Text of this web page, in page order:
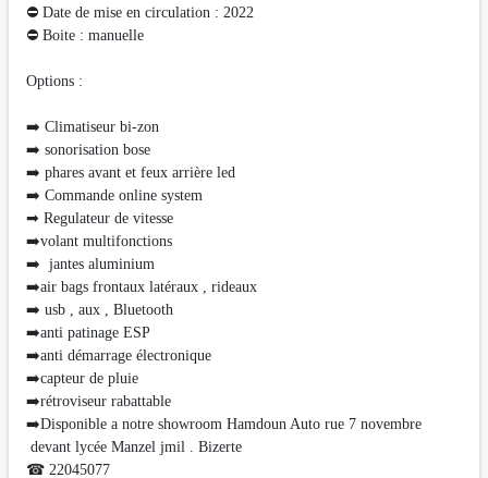
⛔ Date de mise en circulation : 2022
⛔ Boite : manuelle
Options :
➡️ Climatiseur bi-zon
➡️ sonorisation bose
➡️ phares avant et feux arrière led
➡️ Commande online system
➡ Regulateur de vitesse
➡️volant multifonctions
➡️ jantes aluminium
➡️air bags frontaux latéraux , rideaux
➡️ usb , aux , Bluetooth
➡️anti patinage ESP
➡️anti démarrage électronique
➡️capteur de pluie
➡️rétroviseur rabattable
➡️Disponible a notre showroom Hamdoun Auto rue 7 novembre
devant lycée Manzel jmil . Bizerte
☎ 22045077